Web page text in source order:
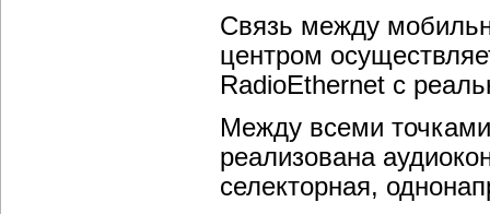
Связь между
центром
RadioEthernet с
Между всеми
реализована
селекторная,